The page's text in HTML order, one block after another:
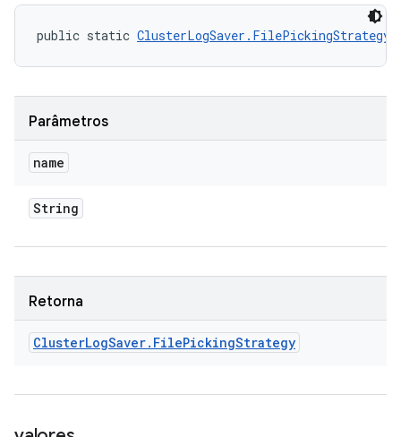
public static ClusterLogSaver.FilePickingStrategy
Parâmetros
name
String
Retorna
ClusterLogSaver. FilePickingStrategy